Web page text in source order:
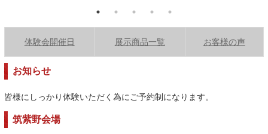
体験会開催日 展示商品一覧 お客様の声
お知らせ
皆様にしっかり体験いただく為にご予約制になります。
筑紫野会場